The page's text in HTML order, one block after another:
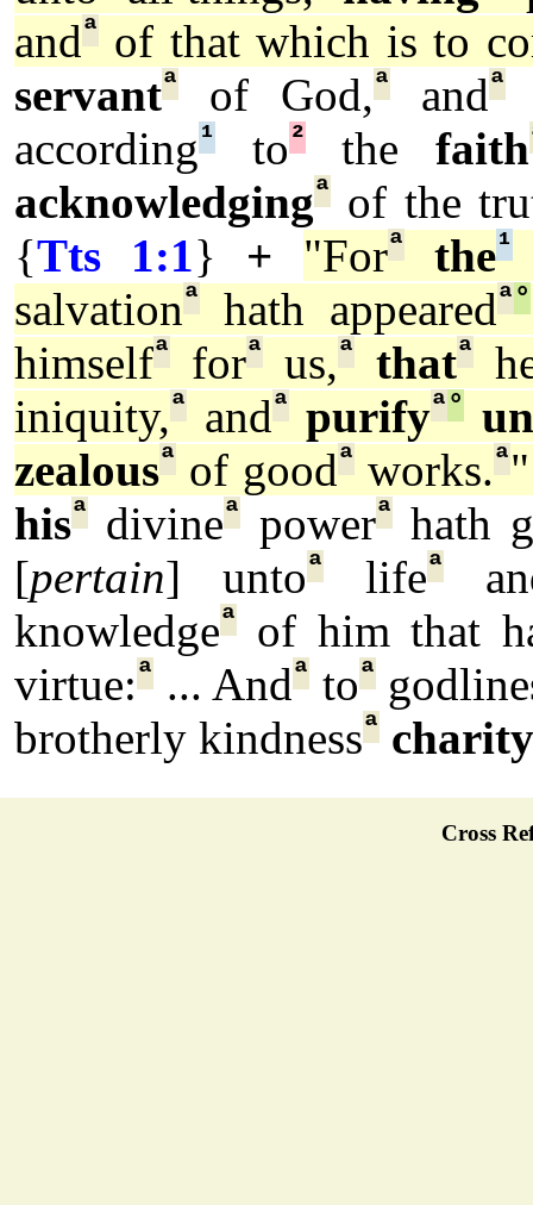
andª of that which is to
servantª of God,ªandª
according¹ to²the faith
acknowledgingª
of the
{Tts 1:1} + "Forª the¹
salvationª hath appearedª°
himselfª forª us,ª thatª
iniquity,ª andª purifyª°
zealousª of goodª works.ª
hisª divineª powerªhath
[pertain] untoª lifeª
knowledgeª
of him that
virtue:ª ... Andª toª
brotherly kindnessª charity
Cross